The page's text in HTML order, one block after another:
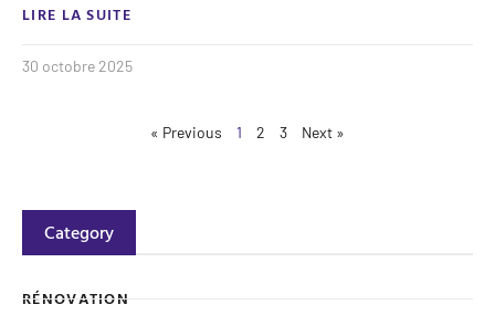
LIRE LA SUITE
30 octobre 2025
« Previous 1 2 3 Next »
Category
RÉNOVATION